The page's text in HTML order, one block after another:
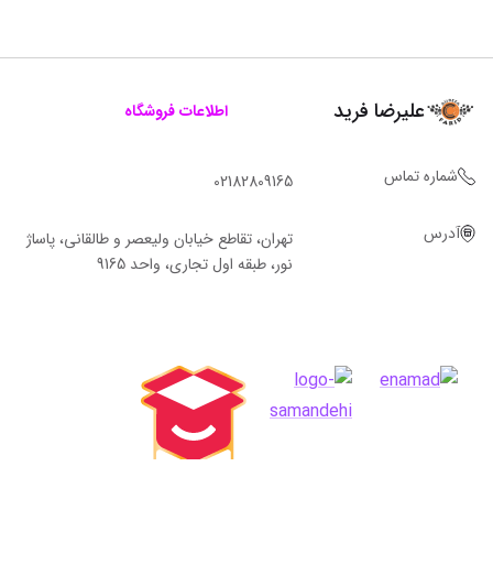
علیرضا فرید اطلاعات فروشگاه
شماره تماس 02182809165
آدرس
تهران، تقاطع خیابان ولیعصر و طالقانی، پاساژ
نور، طبقه اول تجاری، واحد 9165